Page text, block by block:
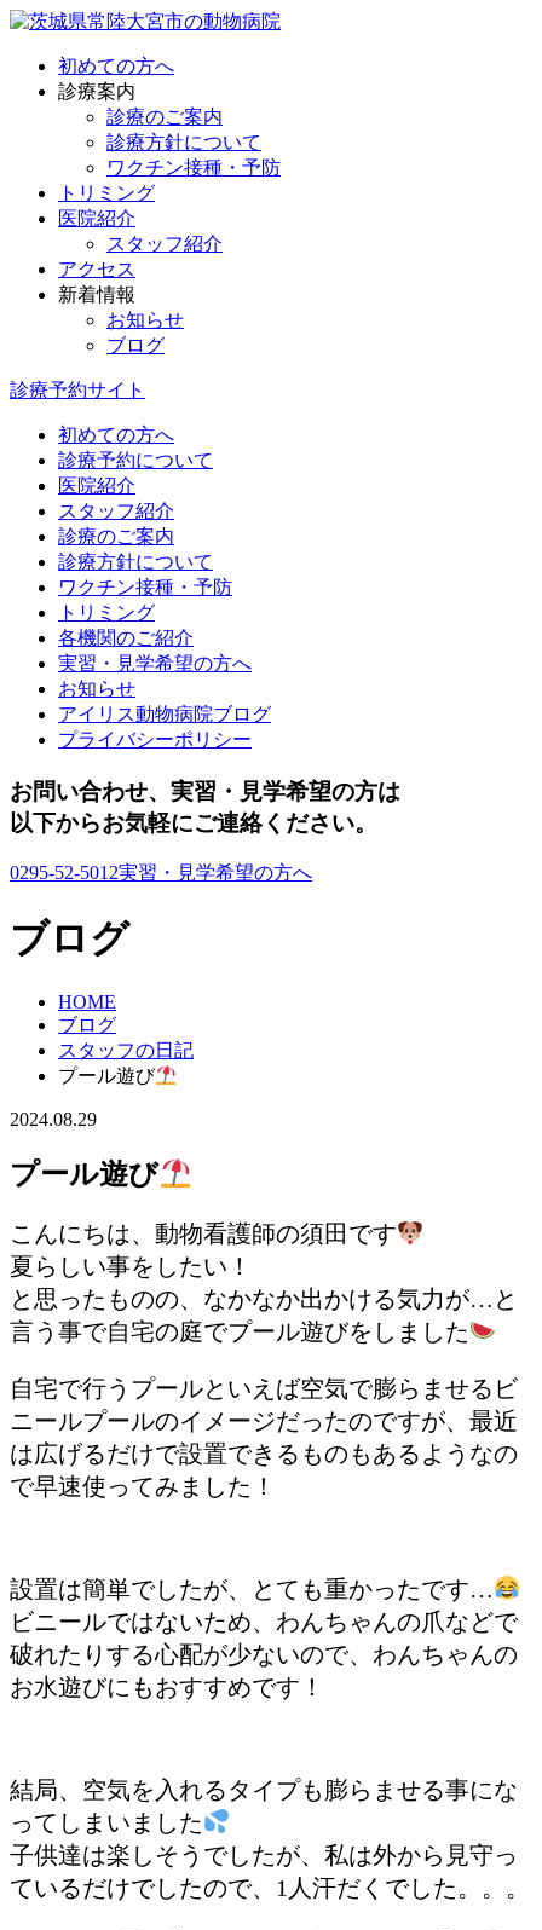
初めての方へ
診療案内
診療のご案内
診療方針について
ワクチン接種・予防
トリミング
医院紹介
スタッフ紹介
アクセス
新着情報
お知らせ
ブログ
診療予約サイト
初めての方へ
診療予約について
医院紹介
スタッフ紹介
診療のご案内
診療方針について
ワクチン接種・予防
トリミング
各機関のご紹介
実習・見学希望の方へ
お知らせ
アイリス動物病院ブログ
プライバシーポリシー
お問い合わせ、実習・見学希望の方は
以下からお気軽にご連絡ください。
0295-52-5012実習・見学希望の方へ
ブログ
HOME
ブログ
スタッフの日記
プール遊び
2024.08.29
プール遊び
こんにちは、動物看護師の須田です
夏らしい事をしたい！
と思ったものの、なかなか出かける気力が…と
言う事で自宅の庭でプール遊びをしました
自宅で行うプールといえば空気で膨らませるビ
ニールプールのイメージだったのですが、最近
は広げるだけで設置できるものもあるようなの
で早速使ってみました！
設置は簡単でしたが、とても重かったです…
ビニールではないため、わんちゃんの爪などで
破れたりする心配が少ないので、わんちゃんの
お水遊びにもおすすめです！
結局、空気を入れるタイプも膨らませる事にな
ってしまいました
子供達は楽しそうでしたが、私は外から見守っ
ているだけでしたので、1人汗だくでした。。。